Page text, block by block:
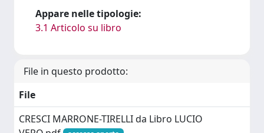
Appare nelle tipologie:
3.1 Articolo su libro
File in questo prodotto:
File
CRESCI MARRONE-TIRELLI da Libro LUCIO